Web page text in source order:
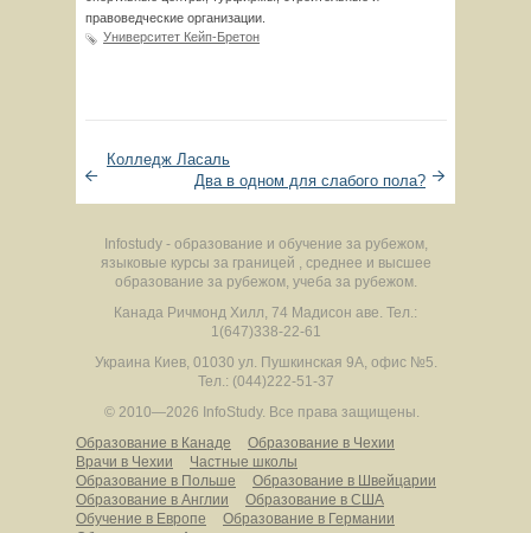
правоведческие организации.
Университет Кейп-Бретон
Колледж Ласаль
Два в одном для слабого пола?
Infostudy - образование и обучение за рубежом,
языковые курсы за границей , среднее и высшее
образование за рубежом, учеба за рубежом.
Канада Ричмонд Хилл, 74 Мадисон аве. Тел.:
1(647)338-22-61
Украина Киев, 01030 ул. Пушкинская 9А, офис №5.
Тел.: (044)222-51-37
© 2010—2026 InfoStudy. Все права защищены.
Образование в Канаде
Образование в Чехии
Врачи в Чехии
Частные школы
Образование в Польше
Образование в Швейцарии
Образование в Англии
Образование в США
Обучение в Европе
Образование в Германии